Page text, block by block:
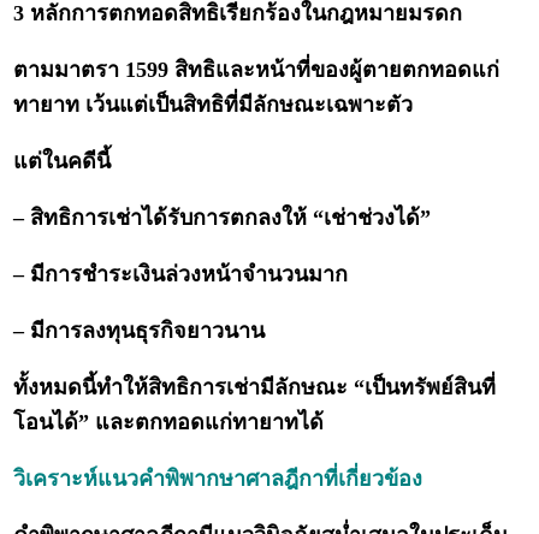
3 หลักการตกทอดสิทธิเรียกร้องในกฎหมายมรดก
ตามมาตรา 1599 สิทธิและหน้าที่ของผู้ตายตกทอดแก่
ทายาท เว้นแต่เป็นสิทธิที่มีลักษณะเฉพาะตัว
แต่ในคดีนี้
– สิทธิการเช่าได้รับการตกลงให้ “เช่าช่วงได้”
– มีการชำระเงินล่วงหน้าจำนวนมาก
– มีการลงทุนธุรกิจยาวนาน
ทั้งหมดนี้ทำให้สิทธิการเช่ามีลักษณะ “เป็นทรัพย์สินที่
โอนได้” และตกทอดแก่ทายาทได้
วิเคราะห์แนวคำพิพากษาศาลฎีกาที่เกี่ยวข้อง